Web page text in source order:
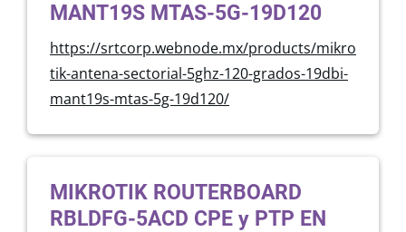
MANT19S MTAS-5G-19D120
https://srtcorp.webnode.mx/products/mikro
tik-antena-sectorial-5ghz-120-grados-19dbi-
mant19s-mtas-5g-19d120/
MIKROTIK ROUTERBOARD
RBLDFG-5ACD CPE y PTP EN